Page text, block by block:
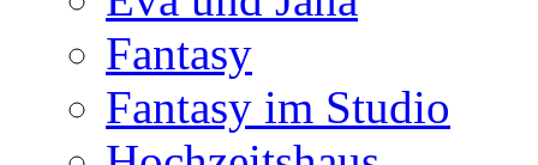
Fantasy
Fantasy im Studio